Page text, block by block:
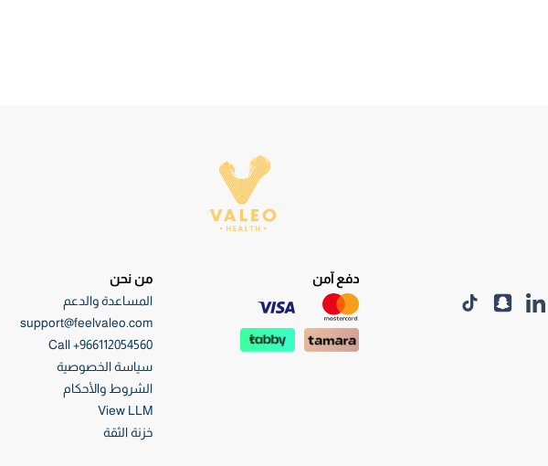
من نحن
المساعدة والدعم
support@feelvaleo.com
Call +966112054560
سياسة الخصوصية
الشروط والأحكام
View LLM
خزنة الثقة
دفع آمن